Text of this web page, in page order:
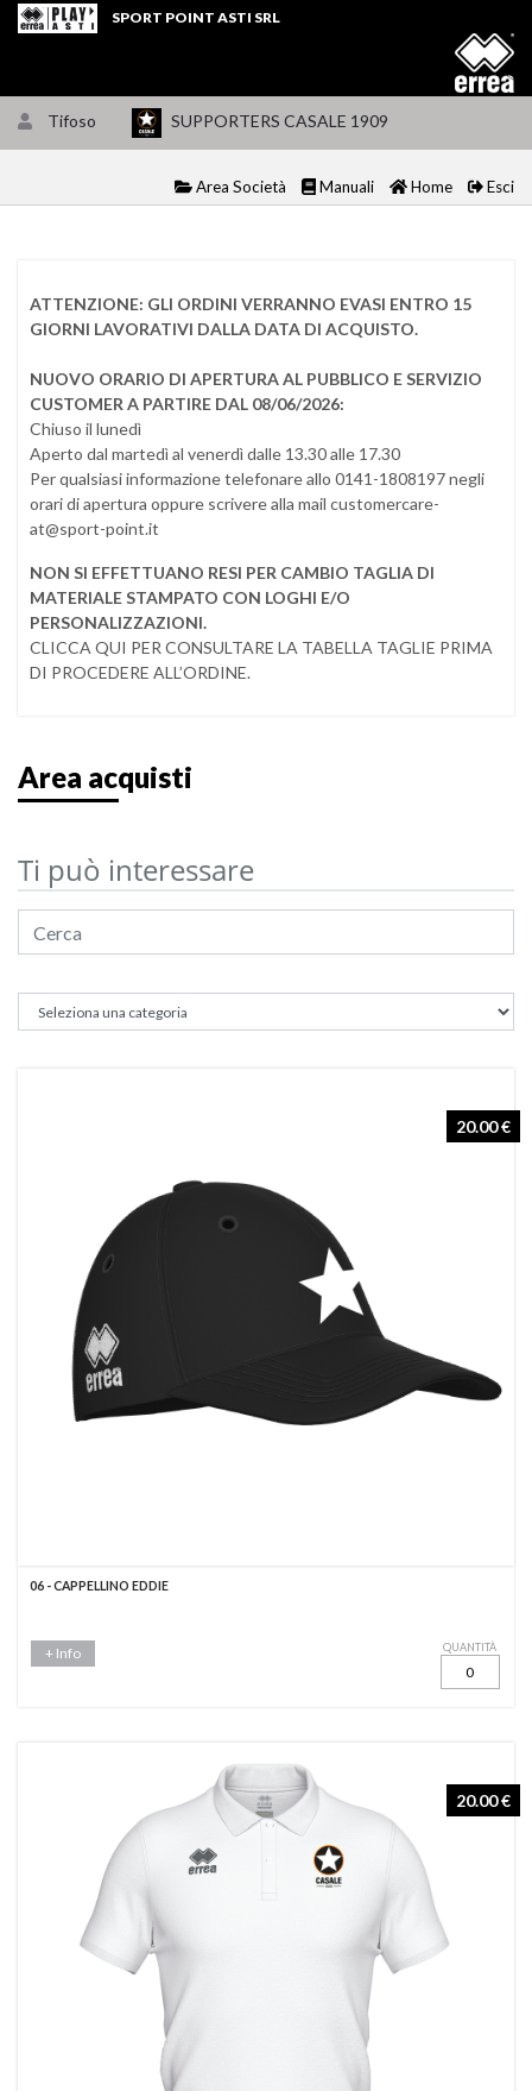
SPORT POINT ASTI SRL
Tifoso SUPPORTERS CASALE 1909
Area Società Manuali Home Esci
ATTENZIONE: GLI ORDINI VERRANNO EVASI ENTRO 15
GIORNI LAVORATIVI DALLA DATA DI ACQUISTO.
NUOVO ORARIO DI APERTURA AL PUBBLICO E SERVIZIO
CUSTOMER A PARTIRE DAL 08/06/2026:
Chiuso il lunedì
Aperto dal martedì al venerdì dalle 13.30 alle 17.30
Per qualsiasi informazione telefonare allo 0141-1808197 negli
orari di apertura oppure scrivere alla mail customercare-
at@sport-point.it
NON SI EFFETTUANO RESI PER CAMBIO TAGLIA DI
MATERIALE STAMPATO CON LOGHI E/O
PERSONALIZZAZIONI.
CLICCA QUI PER CONSULTARE LA TABELLA TAGLIE PRIMA
DI PROCEDERE ALL’ORDINE.
Area acquisti
Ti può interessare
20.00 €
06 - CAPPELLINO EDDIE
+ Info QUANTITÀ
20.00 €